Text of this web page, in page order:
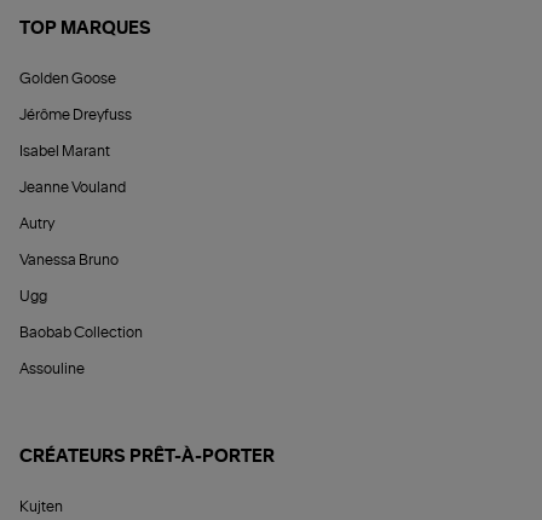
TOP MARQUES
Golden Goose
Jérôme Dreyfuss
Isabel Marant
Jeanne Vouland
Autry
Vanessa Bruno
Ugg
Baobab Collection
Assouline
CRÉATEURS PRÊT-À-PORTER
Kujten